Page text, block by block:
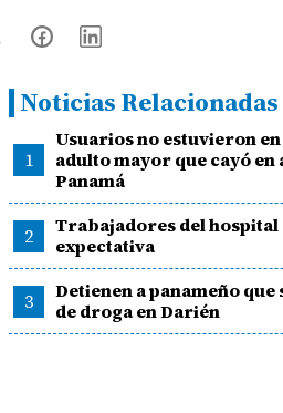
Noticias Relacionadas
1
Usuarios no estuvieron
adulto mayor que cayó en
Panamá
2
Trabajadores del hospital
expectativa
3
Detienen a panameño que
de droga en Darién